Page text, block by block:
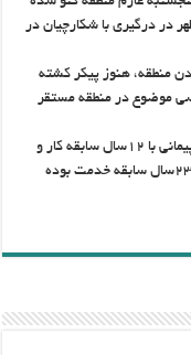
که بر اساس گزارش دریافتی حدود ساعت ۱۲ظهر در درگیری با شکارچیان در
منطقه، هنوز پیکر کشته
موضوع در منطقه مستقر
به گفته وفادار ،محمد دهقانی ۳۵ساله از نیروهای پیمانی با ۱۲سال سابقه کار و
پرویز هرمزی نیز ۵۴ ساله از نیروهای قراردادی با ۲۳سال سابقه خدمت بوده